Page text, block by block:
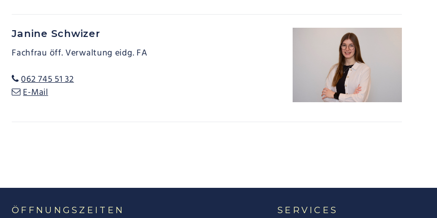
Janine Schwizer
Fachfrau öff. Verwaltung eidg. FA
062 745 51 32
E-Mail
ÖFFNUNGSZEITEN SERVICES